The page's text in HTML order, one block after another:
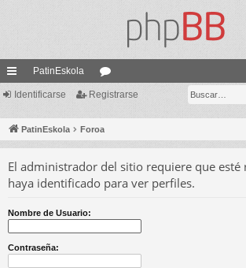
nl
ac
es
rá
pi
do
s
PatinEskola
or
os
Identificarse Registrarse
PatinEskola Foroa
El administrador del sitio requiere que esté
haya identificado para ver perfiles.
Nombre de Usuario:
Contraseña: